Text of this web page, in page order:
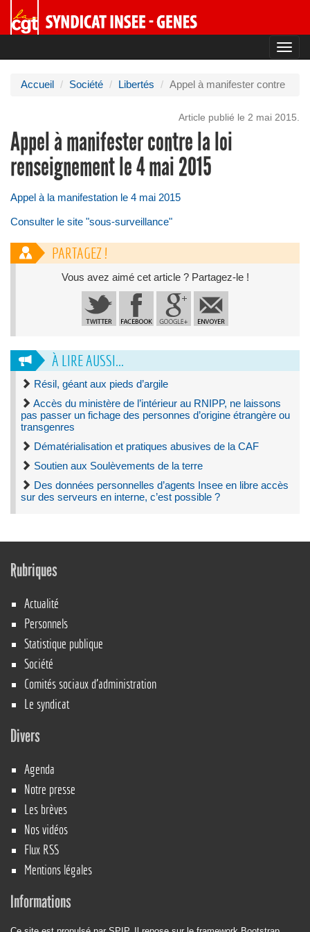
Accueil Société Libertés Appel à manifester contre
Article publié le 2 mai 2015.
Appel à manifester contre la loi
renseignement le 4 mai 2015
Appel à la manifestation le 4 mai 2015
Consulter le site "sous-surveillance"
PARTAGEZ !
Vous avez aimé cet article ? Partagez-le !
À LIRE AUSSI...
Résil, géant aux pieds d’argile
Accès du ministère de l’intérieur au RNIPP, ne laissons
pas passer un fichage des personnes d’origine étrangère ou
transgenres
Dématérialisation et pratiques abusives de la CAF
Soutien aux Soulèvements de la terre
Des données personnelles d’agents Insee en libre accès
sur des serveurs en interne, c’est possible ?
Rubriques
Actualité
Personnels
Statistique publique
Société
Comités sociaux d’administration
Le syndicat
Divers
Agenda
Notre presse
Les brèves
Nos vidéos
Flux RSS
Mentions légales
Informations